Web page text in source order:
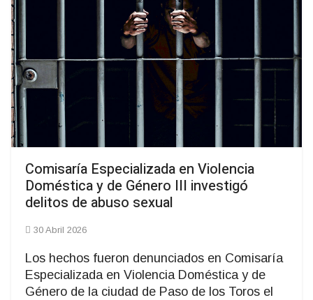
Comisaría Especializada en Violencia
Doméstica y de Género III investigó
delitos de abuso sexual
30 Abril 2026
Los hechos fueron denunciados en Comisaría
Especializada en Violencia Doméstica y de
Género de la ciudad de Paso de los Toros el